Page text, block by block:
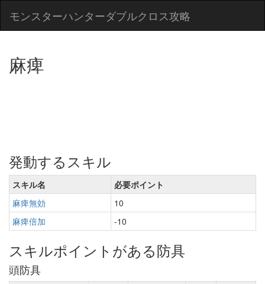
モンスターハンターダブルクロス攻略
麻痺
発動するスキル
スキル名
必要ポイント
麻痺無効
10
麻痺倍加
-10
スキルポイントがある防具
頭防具